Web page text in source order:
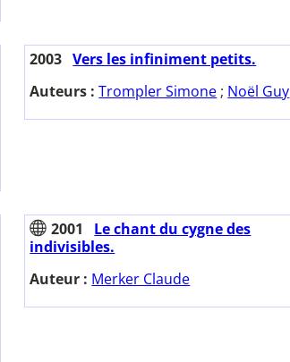
2003 Vers les infiniment petits.
Auteurs :Trompler Simone ; Noël Guy
2001
Le chant du cygne des
indivisibles.
Auteur : Merker Claude